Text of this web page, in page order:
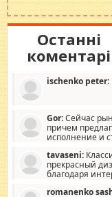
Останні
коментарі
ischenko peter:
Gor:Сейчас
причем
исполнение и
дизайну, мало
креативненько и что
без ненужных
tavaseni:
прекрасный
благодаря
romanenko